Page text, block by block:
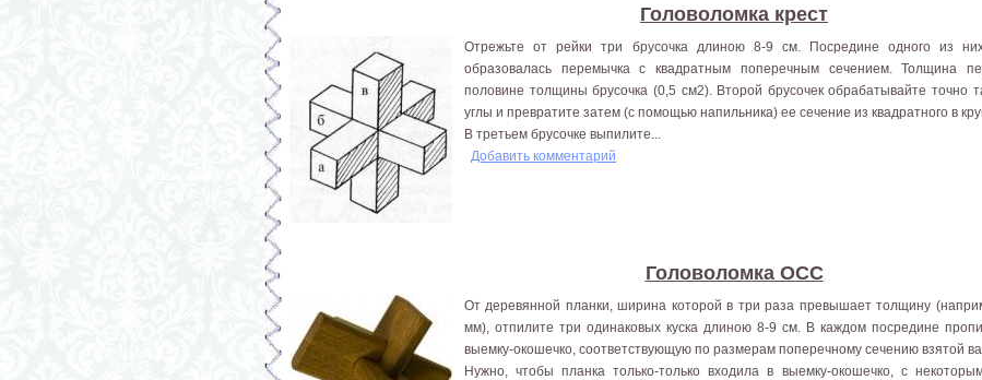
Головоломка крест
От­режьте от рейки три брусочка длиною 8-9 см. Посредине одно­го из
образовалась перемычка с квадратным поперечным сечением. Толщина
половине толщины брусочка (0,5 см2). Второй брусочек обрабатывайте точно
углы и превратите затем (с помощью напильника) ее сечение из квадратного в
В третьем брусочке выпилите...
Добавить комментарий
Головоломка ОСС
От деревянной планки, ширина которой в три раза превы­шает толщину
мм), отпилите три одинаковых куска длиною 8-9 см. В каждом по­средине
выемку-окошеч­ко, соответствующую по размерам поперечному сечению взятой
Нужно, чтобы планка только-только входила в выемку-окошечко, с